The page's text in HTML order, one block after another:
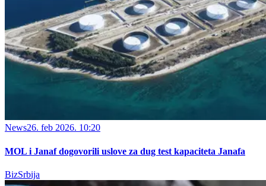
News26. feb 2026. 10:20
MOL i Janaf dogovorili uslove za dug test kapaciteta Janafa
BizSrbija